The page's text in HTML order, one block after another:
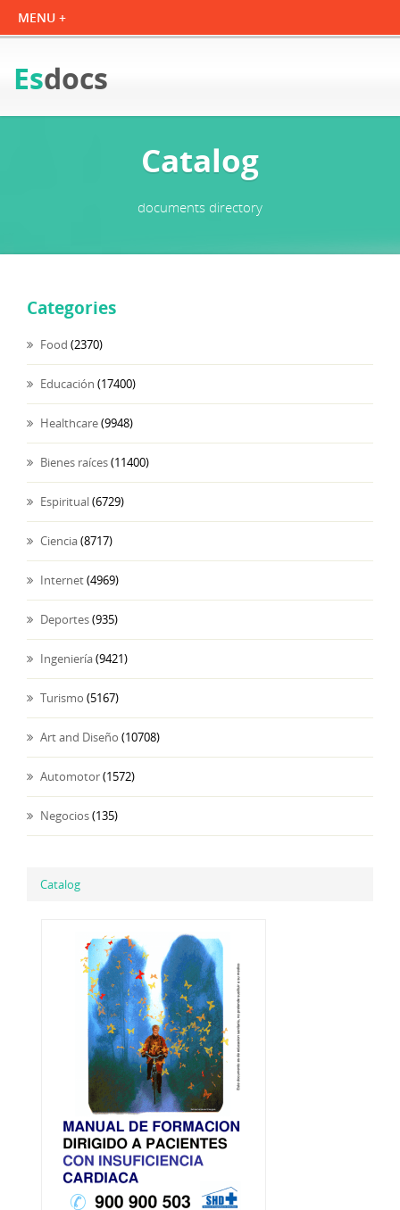
Esdocs
Catalog
documents directory
Categories
Food (2370)
Educación (17400)
Healthcare(9948)
Bienes raíces(11400)
Espiritual(6729)
Ciencia(8717)
Internet(4969)
Deportes(935)
Ingeniería(9421)
Turismo (5167)
Art and Diseño (10708)
Automotor(1572)
Negocios(135)
Catalog